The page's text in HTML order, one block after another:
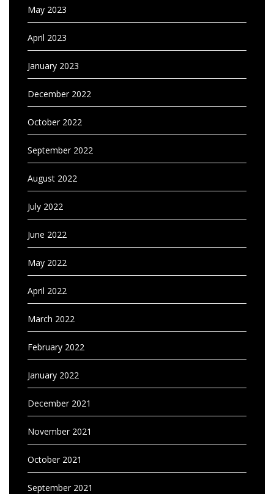
May 2023
April 2023
January 2023
December 2022
October 2022
September 2022
August 2022
July 2022
June 2022
May 2022
April 2022
March 2022
February 2022
January 2022
December 2021
November 2021
October 2021
September 2021